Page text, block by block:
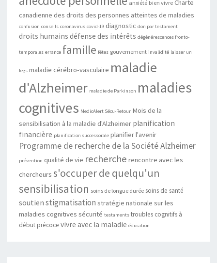
anxiété bien vivre Charte
canadienne des droits des personnes atteintes de maladies
confusion conseils coronavirus covid-19 diagnostic don par testament
droits humains défense des intérêts dégénérescences fronto-
temporales errance famille fêtes gouvernement invalidité laisser un
legs maladie cérébro-vasculaire maladie
d'Alzheimer maladie de Parkinson maladies
cognitives MedicAlert Sécu-Retour Mois de la
sensibilisation à la maladie d'Alzheimer planification
financière planification successorale planifier l'avenir
Programme de recherche de la Société Alzheimer
prévention qualité de vie recherche rencontre avec les
chercheurs s'occuper de quelqu'un
sensibilisation soins de longue durée soins de santé
soutien stigmatisation stratégie nationale sur les
maladies cognitives sécurité testaments troubles cognitifs à
début précoce vivre avec la maladie éducation